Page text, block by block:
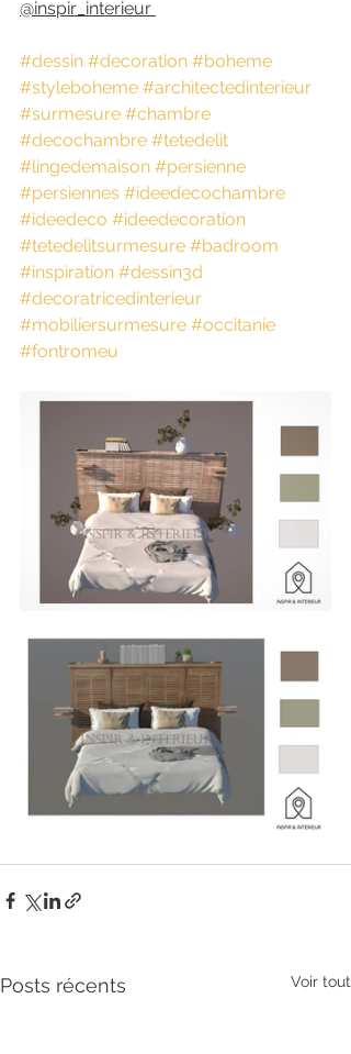
@inspir_interieur
#dessin #decoration #boheme
#styleboheme #architectedinterieur
#surmesure #chambre
#decochambre #tetedelit
#lingedemaison #persienne
#persiennes #ideedecochambre
#ideedeco #ideedecoration
#tetedelitsurmesure #badroom
#inspiration #dessin3d
#decoratricedinterieur
#mobiliersurmesure #occitanie
#fontromeu
Posts récents Voir tout